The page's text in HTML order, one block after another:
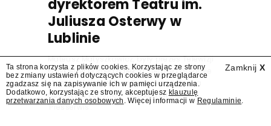
dyrektorem Teatru im.
Juliusza Osterwy w
Lublinie
Mateusz Matyszkowicz, były prezes Telewizji
Polskiej, w poniedziałek 10 sierpnia obejmie
stanowisko dyrektora Teatru im. Juliusza
Osterwy w Lublinie – dowiedział się
"Presserwis".
Zamknij X
Ta strona korzysta z plików cookies. Korzystając ze strony
bez zmiany ustawień dotyczących cookies w przeglądarce
zgadzasz się na zapisywanie ich w pamięci urządzenia.
Dodatkowo, korzystając ze strony, akceptujesz klauzulę
przetwarzania danych osobowych . Więcej informacji w Regulaminie.